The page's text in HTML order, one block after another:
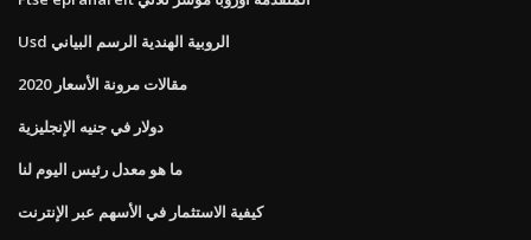
Usd الروبية الهندية الرسم البياني
مقالات مرونة الأسعار 2020
دولار في جنيه الإنجليزية
ما هو معدل رئيس اليوم لنا
كيفية الاستثمار في الأسهم عبر الإنترنت